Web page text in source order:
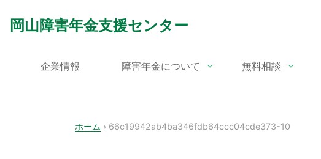
content
岡山障害年金支援センター
企業情報 障害年金について 無料相談
ホーム › 66c19942ab4ba346fdb64ccc04cde373-10